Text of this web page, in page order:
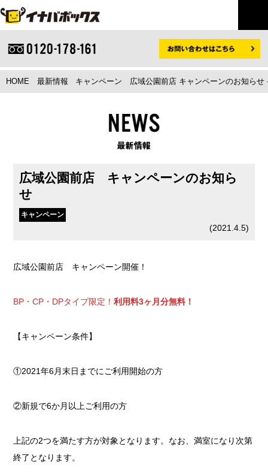
HOME 最新情報 キャンペーン 広域公園前店 キャンペーンのお知ら
広域公園前店 キャンペーンのお知ら
せ
キャンペーン
(2021.4.5)
広域公園前店 キャンペーン開催！
BP・CP・DPタイプ限定！利用料3ヶ月分無料！
【キャンペーン条件】
①2021年6月末日までにご利用開始の方
②新規で6か月以上ご利用の方
上記の2つを満たす方が対象となります。なお、満室になり次第
終了となります。